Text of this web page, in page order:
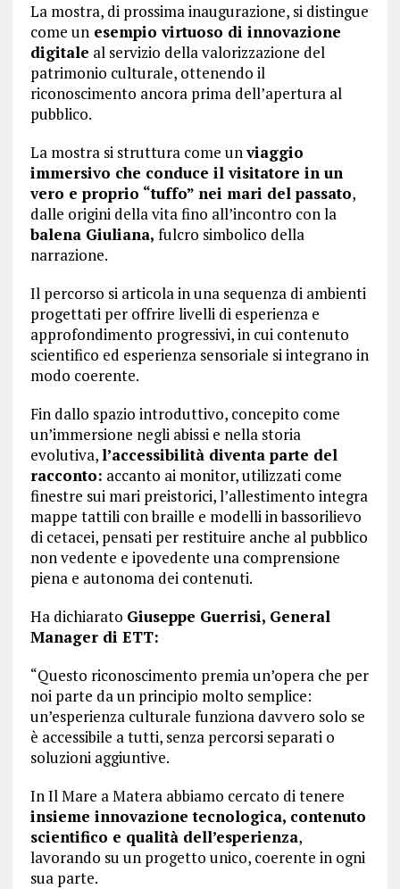
La mostra, di prossima inaugurazione, si distingue
come unesempio virtuoso di innovazione
digitale al servizio della valorizzazione del
patrimonio culturale, ottenendo il
riconoscimento ancora prima dell’apertura al
pubblico.
La mostra si struttura come unviaggio
immersivo che conduce il visitatore in un
vero e proprio “tuffo” nei mari del passato,
dalle origini della vita fino all’incontro con la
balena Giuliana, fulcro simbolico della
narrazione.
Il percorso si articola in una sequenza di ambienti
progettati per offrire livelli di esperienza e
approfondimento progressivi, in cui contenuto
scientifico ed esperienza sensoriale si integrano in
modo coerente.
Fin dallo spazio introduttivo, concepito come
un’immersione negli abissi e nella storia
evolutiva,l’accessibilità diventa parte del
racconto: accanto ai monitor, utilizzati come
finestre sui mari preistorici, l’allestimento integra
mappe tattili con braille e modelli in bassorilievo
di cetacei, pensati per restituire anche al pubblico
non vedente e ipovedente una comprensione
piena e autonoma dei contenuti.
Ha dichiarato Giuseppe Guerrisi, General
Manager di ETT:
“Questo riconoscimento premia un’opera che per
noi parte da un principio molto semplice:
un’esperienza culturale funziona davvero solo se
è accessibile a tutti, senza percorsi separati o
soluzioni aggiuntive.
In Il Mare a Matera abbiamo cercato di tenere
insieme innovazione tecnologica, contenuto
scientifico e qualità dell’esperienza,
lavorando su un progetto unico, coerente in ogni
sua parte.